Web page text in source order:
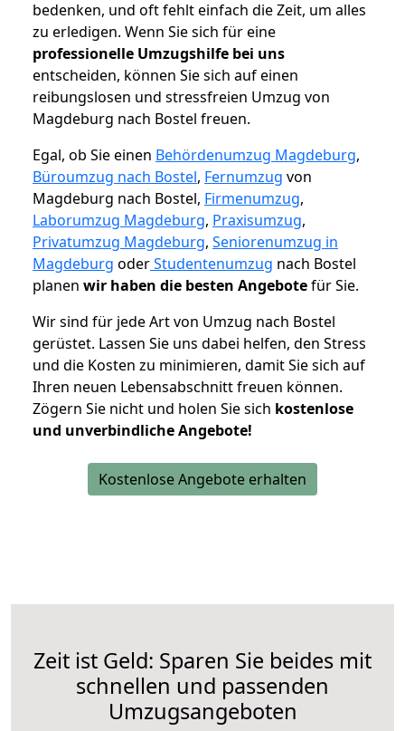
bedenken, und oft fehlt einfach die Zeit, um alles
zu erledigen. Wenn Sie sich für eine
professionelle Umzugshilfe bei uns
entscheiden, können Sie sich auf einen
reibungslosen und stressfreien Umzug von
Magdeburg nach Bostel freuen.
Egal, ob Sie einen Behördenumzug Magdeburg,
Büroumzug nach Bostel, Fernumzug von
Magdeburg nach Bostel, Firmenumzug,
Laborumzug Magdeburg, Praxisumzug,
Privatumzug Magdeburg, Seniorenumzug in
Magdeburg oderStudentenumzug nach Bostel
planen wir haben die besten Angebotefür Sie.
Wir sind für jede Art von Umzug nach Bostel
gerüstet. Lassen Sie uns dabei helfen, den Stress
und die Kosten zu minimieren, damit Sie sich auf
Ihren neuen Lebensabschnitt freuen können.
Zögern Sie nicht und holen Sie sich kostenlose
und unverbindliche Angebote!
Kostenlose Angebote erhalten
Zeit ist Geld: Sparen Sie beides mit
schnellen und passenden
Umzugsangeboten